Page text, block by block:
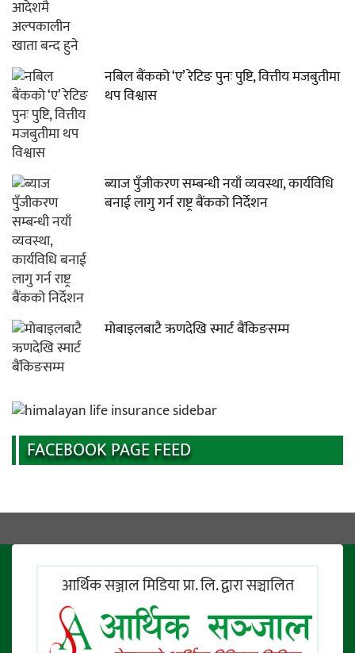
नबिल बैंकको ‘ए’ रेटिङ पुनः पुष्टि, वित्तीय मजबुतीमा
थप विश्वास
ब्याज पुँजीकरण सम्बन्धी नयाँ व्यवस्था, कार्यविधि
बनाई लागु गर्न राष्ट्र बैंकको निर्देशन
मोबाइलबाटै ऋणदेखि स्मार्ट बैंकिङसम्म
FACEBOOK PAGE FEED
आर्थिक सञ्जाल मिडिया प्रा. लि. द्वारा सञ्चालित